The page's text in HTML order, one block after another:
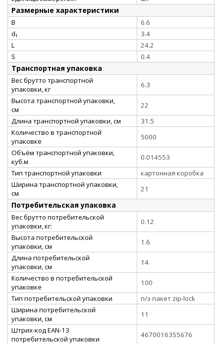
Размерные характеристики
B
6.6
d₁
3.4
L
24.2
S
0.4
Транспортная упаковка
Вес брутто транспортной
упаковки, кг
6.3
Высота транспортной упаковки,
см
22
Длина транспортной упаковки, см
31.5
Количество в транспортной
упаковке
5000
Объём транспортной упаковки,
куб.м
0.014553
Тип транспортной упаковки
картонная коробка
Ширина транспортной упаковки,
см
21
Потребительская упаковка
Вес брутто потребительской
упаковки, кг:
0.12
Высота потребительской
упаковки, см
1.6
Длина потребительской
упаковки, см
14
Количество в потребительской
упаковке
100
Тип потребительской упаковки
п/э пакет zip-lock
Ширина потребительской
упаковки, см
11
Штрих-код EAN-13
потребительской упаковки
4670016355676